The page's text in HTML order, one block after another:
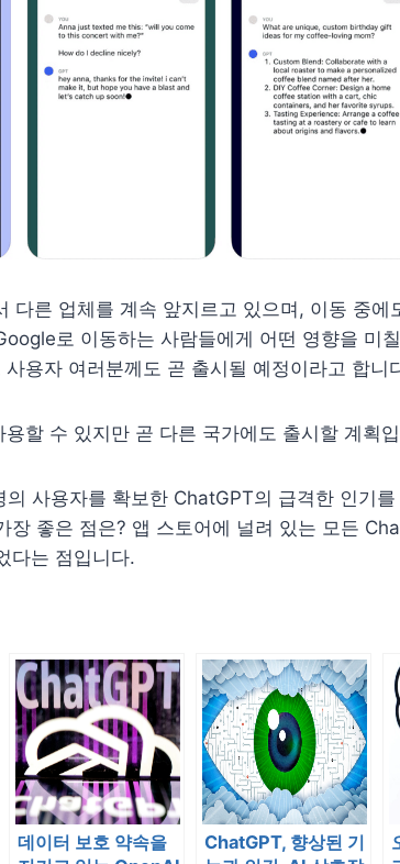
다른 업체를 계속 앞지르고 있으며, 이동 중에
로 이동하는 사람들에게 어떤 영향을 미
용자 여러분께도 곧 출시될 예정이라고 합니
할 수 있지만 곧 다른 국가에도 출시할 계획
의 사용자를 확보한 ChatGPT의 급격한 인기
장 좋은 점은? 앱 스토어에 널려 있는 모든
다는 점입니다.
데이터 보호 약속을
ChatGPT, 향상된 기